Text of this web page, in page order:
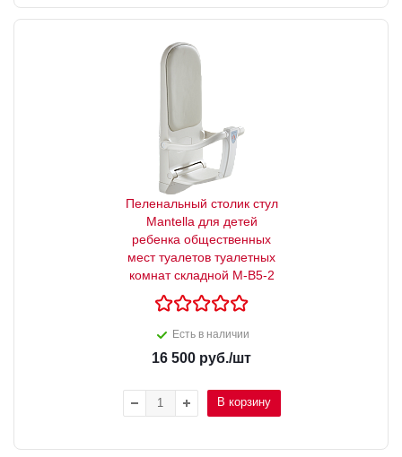
Пеленальный столик стул
Mantella для детей
ребенка общественных
мест туалетов туалетных
комнат складной М-В5-2
Есть в наличии
16 500 руб./шт
В корзину